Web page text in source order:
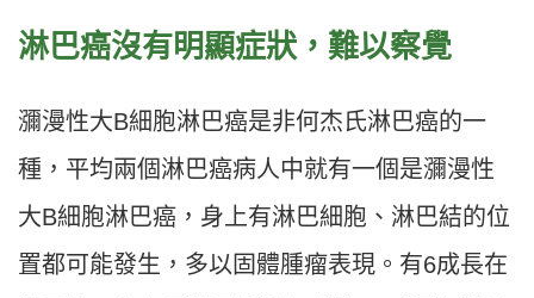
淋巴癌沒有明顯症狀，難以察覺
瀰漫性大B細胞淋巴癌是非何杰氏淋巴癌的一
種，平均兩個淋巴癌病人中就有一個是瀰漫性
大B細胞淋巴癌，身上有淋巴細胞、淋巴結的位
置都可能發生，多以固體腫瘤表現。有6成長在